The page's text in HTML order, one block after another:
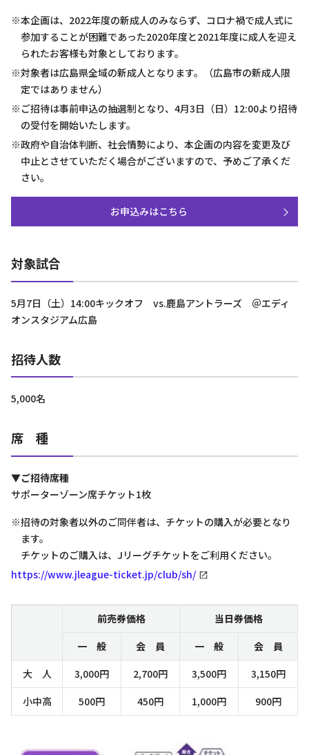
※本企画は、2022年度の新成人のみならず、コロナ禍で成人式に
参加することが困難であった2020年度と2021年度に成人を迎え
られたお客様も対象としております。
※対象者は広島県全域の新成人となります。（広島市の新成人限
定ではありません）
※ご招待は事前申込の抽選制となり、4月3日（日）12:00より招待
の受付を開始いたします。
※政府や自治体判断、社会情勢により、本企画の内容を変更及び
中止とさせていただく場合がございますので、予めご了承くだ
さい。
お申込みはこちら
対象試合
5月7日（土）14:00キックオフ vs.鹿島アントラーズ ＠エディ
オンスタジアム広島
招待人数
5,000名
席 種
▼ご招待席種
サポーターゾーン席チケット1枚
※招待の対象者以外のご同伴者は、チケットの購入が必要となり
ます。
チケットのご購入は、Jリーグチケットをご利用ください。
https://www.jleague-ticket.jp/club/sh/
前売券価格
当日券価格
一 般
会 員 一 般
会 員
大 人
3,000円 2,700円 3,500円
3,150円
小中高
500円 450円 1,000円 900円